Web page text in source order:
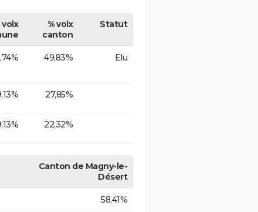
voix
% voix
canton
Statut
49,83% Elu
27,85%
22,32%
Canton de Magny-le-
Désert
58,41%